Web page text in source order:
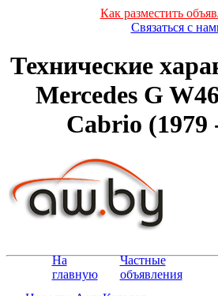
Как разместить
Связаться с
Технические
Mercedes G
Cabrio (1979
На
главную
Частные
объявления